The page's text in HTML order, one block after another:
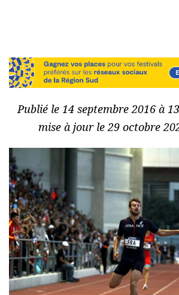
Publié le 14 septembre 2016 à
mise à jour le 29 octobre